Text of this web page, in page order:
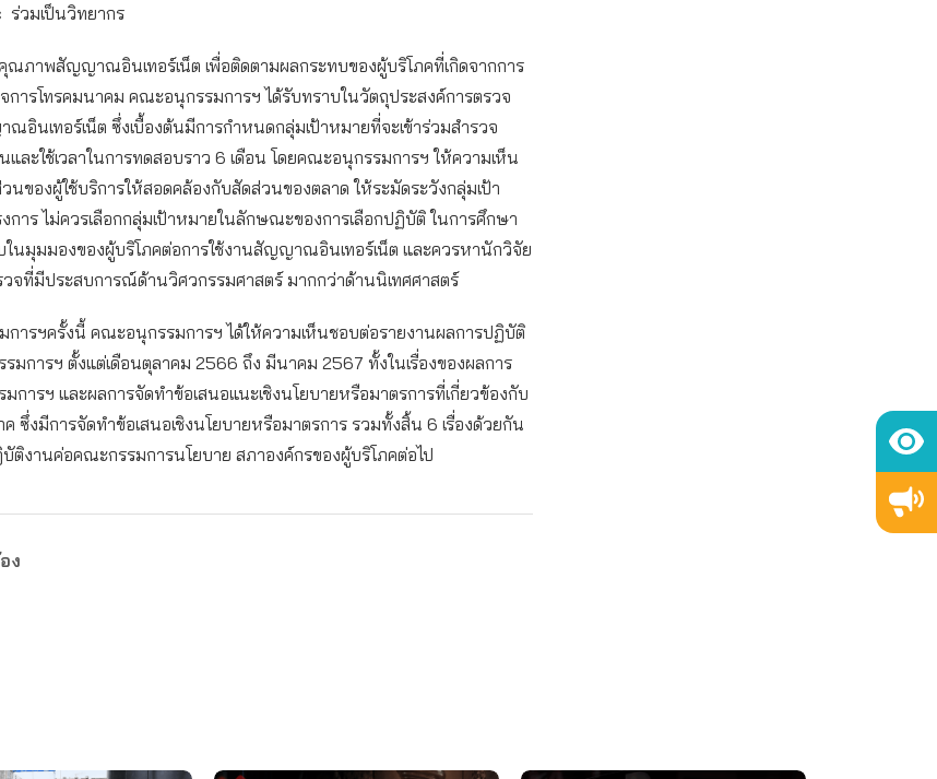
วมเป็นวิทยากร
ณภาพสัญญาณอินเทอร์เน็ต เพื่อติดตามผลกระทบของผู้บริโภคที่เกิดจากการ
การโทรคมนาคม คณะอนุกรรมการฯ ได้รับทราบในวัตถุประสงค์การตรวจ
นเทอร์เน็ต ซึ่งเบื้องต้นมีการกำหนดกลุ่มเป้าหมายที่จะเข้าร่วมสำรวจ
ละใช้เวลาในการทดสอบราว 6 เดือน โดยคณะอนุกรรมการฯ ให้ความเห็น
นของผู้ใช้บริการให้สอดคล้องกับสัดส่วนของตลาด ให้ระมัดระวังกลุ่มเป้า
การ ไม่ควรเลือกกลุ่มเป้าหมายในลักษณะของการเลือกปฏิบัติ ในการศึกษา
ในมุมมองของผู้บริโภคต่อการใช้งานสัญญาณอินเทอร์เน็ต และควรหานักวิจัย
วจที่มีประสบการณ์ด้านวิศวกรรมศาสตร์ มากกว่าด้านนิเทศศาสตร์
การฯครั้งนี้ คณะอนุกรรมการฯ ได้ให้ความเห็นชอบต่อรายงานผลการปฏิบัติ
มการฯ ตั้งแต่เดือนตุลาคม 2566 ถึง มีนาคม 2567 ทั้งในเรื่องของผลการ
การฯ และผลการจัดทำข้อเสนอแนะเชิงนโยบายหรือมาตรการที่เกี่ยวข้องกับ
ซึ่งมีการจัดทำข้อเสนอเชิงนโยบายหรือมาตรการ รวมทั้งสิ้น 6 เรื่องด้วยกัน
บัติงานค่อคณะกรรมการนโยบาย สภาองค์กรของผู้บริโภคต่อไป
ง